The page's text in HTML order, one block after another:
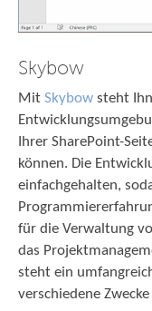
Skybow
Mit Skybow steht
Ihrer SharePoint-
können. Die
einfachgehalten,
für die Verwaltung
das
steht ein
verschiedene